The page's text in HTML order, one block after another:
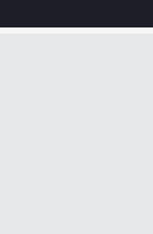
您的购